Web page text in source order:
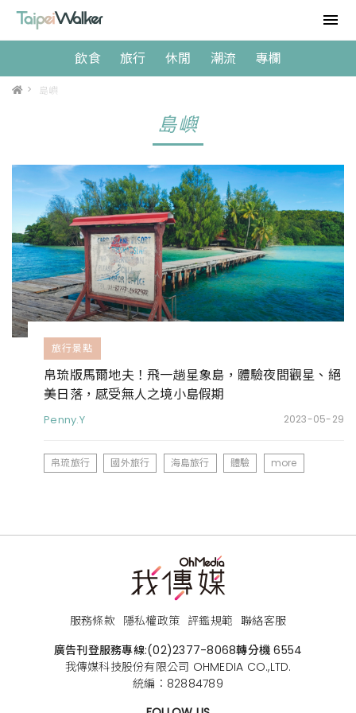
飲食 旅行 休閒 潮流 專欄
> 島嶼
島嶼
旅行景點
帛琉版馬爾地夫！飛一趟星象島，體驗夜間觀星、絕
美日落，感受無人之境小島假期
Penny.Y 2023-05-29
帛琉旅行 國外旅行 海島旅行 體驗 more
服務條款 隱私權政策 評鑑規範 聯絡客服
廣告刊登服務專線:(02)2377-8068轉分機 6554
我傳媒科技股份有限公司 OHMEDIA CO.,LTD.
統編：82884789